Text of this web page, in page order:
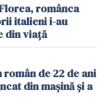
românca
italieni i-au
din viață
de 22 de ani
din mașină și a